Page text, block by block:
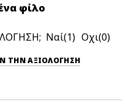
φίλο
1 0
ΑΡΝΗΤΙΚΆ ΑΥΤΉΝ ΤΗΝ ΑΞΙΟΛΟΓΗΣΗ